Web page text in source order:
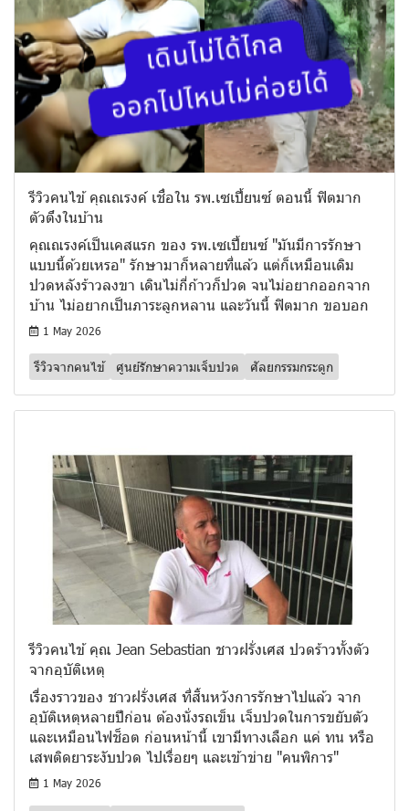
รีวิวคนไข้ คุณณรงค์​ เชื่อใน รพ.เซเปี้ยนซ์ ตอนนี้ ฟิตมาก
ตัวตึงในบ้าน
คุณณรงค์เป็นเคสแรก ของ รพ.เซเปี้ยนซ์​ "มันมีการรักษา
แบบนี้ด้วยเหรอ" รักษามาก็หลายที่แล้ว แต่ก็เหมือนเดิม
ปวดหลังร้าวลงขา เดินไม่กี่ก้าวก็ปวด จนไม่อยากออกจาก
บ้าน ไม่อยากเป็นภาระลูกหลาน และวันนี้ ฟิตมาก ขอบอก
1 May 2026
รีวิวจากคนไข้ ศูนย์รักษาความเจ็บปวด ศัลยกรรมกระดูก
รีวิวคนไข้ คุณ Jean Sebastian ชาวฝรั่งเศส ปวดร้าวทั้งตัว
จากอุบัติเหตุ
เรื่องราวของ ชาวฝรั่งเศส ที่สิ้นหวังการรักษาไปแล้ว จาก
อุบัติเหตุหลายปีก่อน ต้องนั่งรถเข็น เจ็บปวดในการขยับตัว
และเหมือนไฟช็อต ก่อนหน้านี้ เขามีทางเลือก แค่ ทน หรือ
เสพติดยาระงับปวด ไปเรื่อยๆ และเข้าข่าย "คนพิการ"
1 May 2026